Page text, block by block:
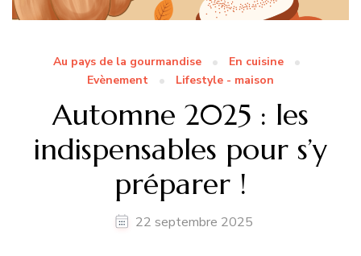
Au pays de la gourmandise
En cuisine
Evènement
Lifestyle - maison
Automne 2025 : les
indispensables pour s’y
préparer !
22 septembre 2025